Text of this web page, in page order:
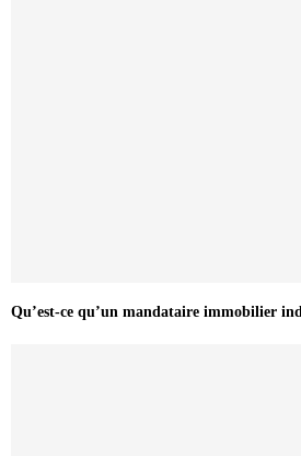
Qu’est-ce qu’un mandataire immobilier